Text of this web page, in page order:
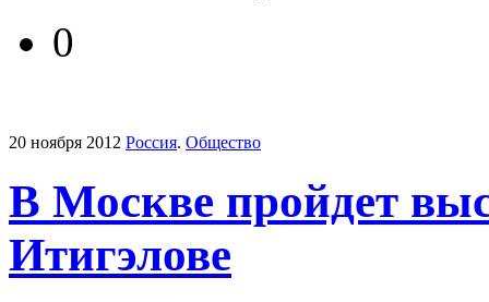
0
20 ноября 2012 Россия. Общество
В Москве пройдет
Итигэлове